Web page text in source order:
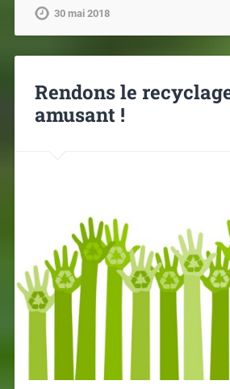
30 mai 2018
Rendons le
amusant !